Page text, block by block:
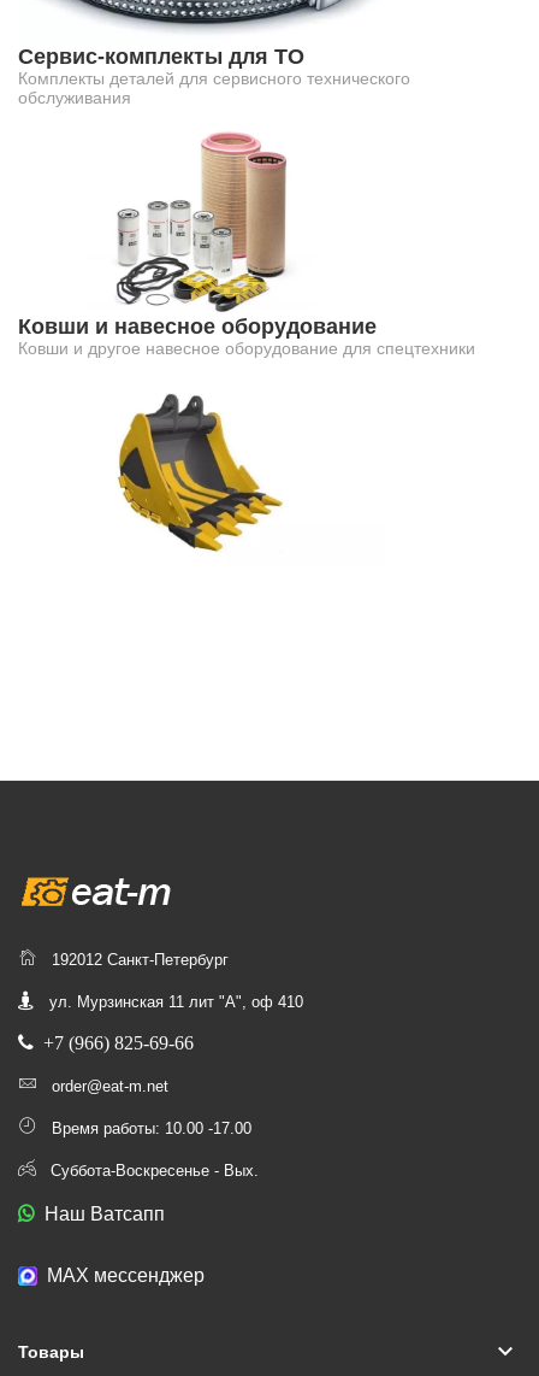
Сервис-комплекты для ТО
Комплекты деталей для сервисного технического
обслуживания
Ковши и навесное оборудование
Ковши и другое навесное оборудование для спецтехники
192012 Санкт-Петербург
ул. Мурзинская 11 лит "А", оф 410
+7 (966) 825-69-66
order@eat-m.net
Время работы: 10.00 -17.00
Суббота-Воскресенье - Вых.
Наш Ватсапп
МАХ мессенджер
Товары keyboard_arrow_down